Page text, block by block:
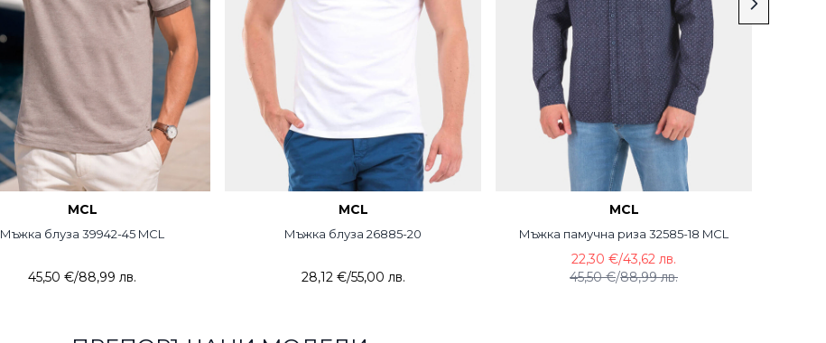
MCL
Мъжка блуза 39942-45 MCL
45,50 €/88,99 лв.
MCL
Мъжка блуза 26885-20
28,12 €/55,00 лв.
MCL
Мъжка памучна риза 32585-18 MCL
45,50 €/88,99 лв.
22,30 €/43,62 лв.